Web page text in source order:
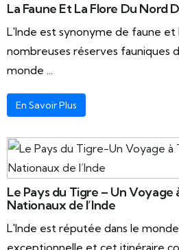
La Faune Et La Flore Du Nord
L'Inde est synonyme de faune
nombreuses réserves fauniques
monde ...
En Savoir Plus
Le Pays du Tigre – Un Voyage
Nationaux de l’Inde
L'Inde est réputée dans le
exceptionnelle et cet itinéraire